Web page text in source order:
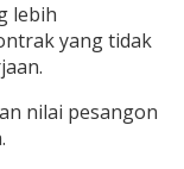
lebih
yang tidak
nilai pesangon